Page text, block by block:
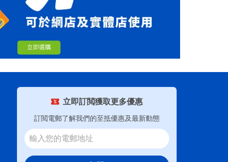
立即訂閲獲取更多優惠
訂閲電郵了解我們的至抵優惠及最新動態